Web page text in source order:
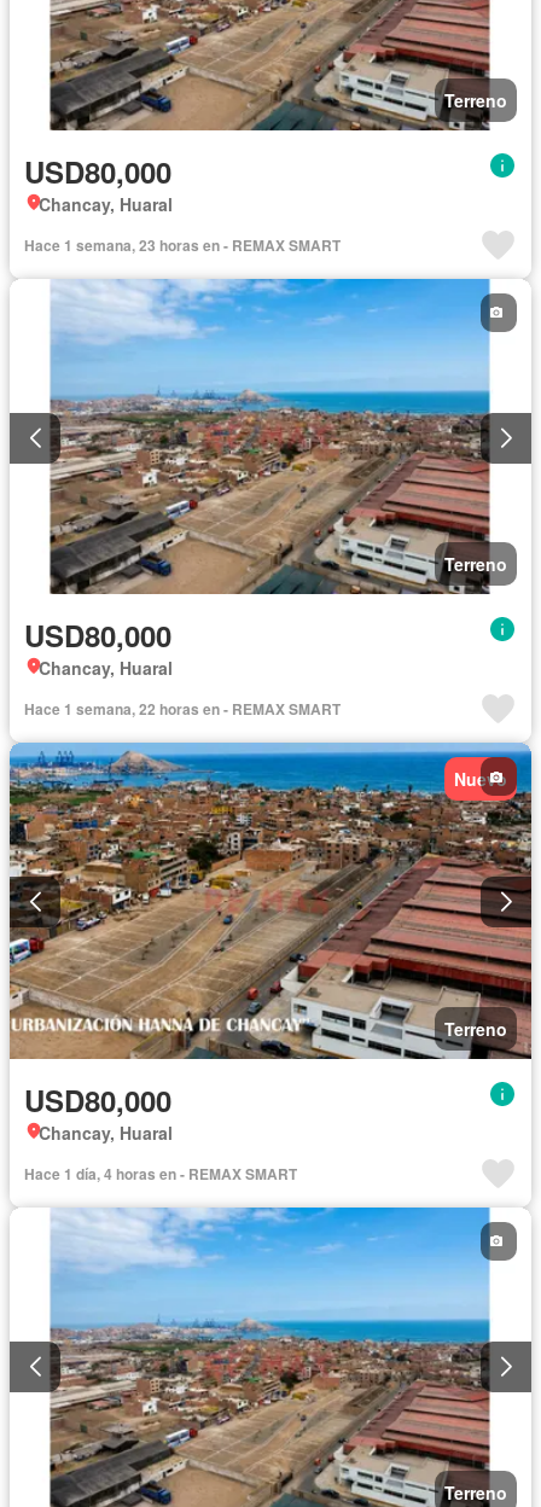
Terreno
USD80,000
Chancay, Huaral
Hace 1 semana, 23 horas en - REMAX SMART
Terreno
USD80,000
Chancay, Huaral
Hace 1 semana, 22 horas en - REMAX SMART
Nuevo
Terreno
USD80,000
Chancay, Huaral
Hace 1 día, 4 horas en - REMAX SMART
Terreno